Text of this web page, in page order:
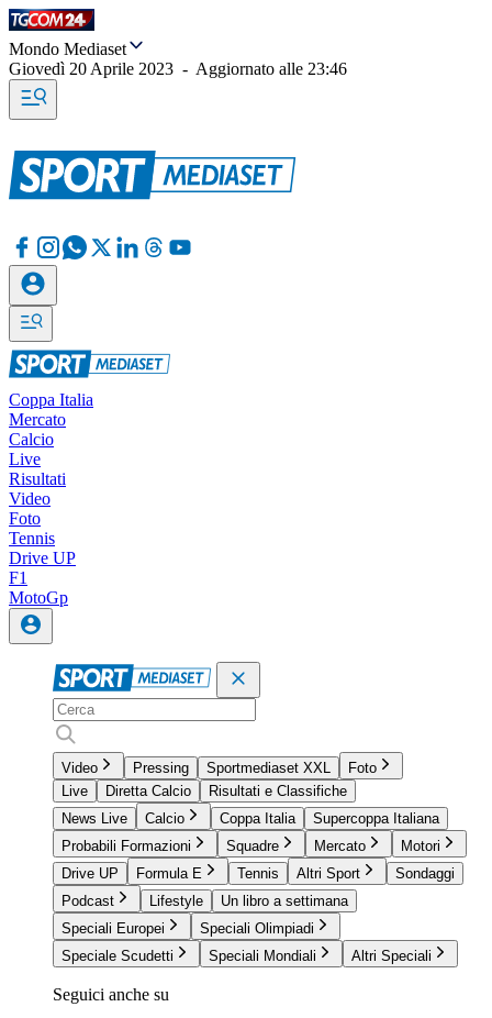
Mondo Mediaset
Giovedì 20 Aprile 2023 - Aggiornato alle 23:46
Coppa Italia
Mercato
Calcio
Live
Risultati
Video
Foto
Tennis
Drive UP
F1
MotoGp
Video Pressing Sportmediaset XXL
Foto
Live
Diretta Calcio
Risultati e Classifiche
News Live
Calcio Coppa Italia
Supercoppa Italiana
Probabili Formazioni
Squadre Mercato
Motori
Drive UP
Formula E Tennis Altri Sport
Sondaggi
Podcast
Lifestyle
Un libro a settimana
Speciali Europei
Speciali Olimpiadi
Speciale Scudetti
Speciali Mondiali Altri Speciali
Seguici anche su